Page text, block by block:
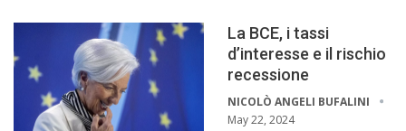
La BCE, i tassi
d’interesse e il rischio
recessione
NICOLÒ ANGELI BUFALINI
May 22, 2024